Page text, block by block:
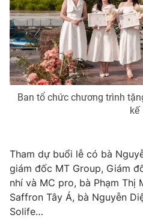
Hậu trường
Nhân vật
Khán giả
Giải sao mai
Điện ảnh
Âm nhạc
Sao
Đời sống
Du lịch
Làm đẹp
Chất lượng cuộc sống
Giáo dục
Tuyển sinh
Công nghệ
Thị trường
Tư vấn
Lịch phát sóng
Chuyên mục khác
Ban tổ chức chương trình
kế
Tham dự buổi lễ có bà
giám đốc MT Group, Giám
nhí và MC pro, bà Phạm Thị
Saffron Tây Á, bà Nguyễn
Solife…